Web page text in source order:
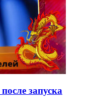
запуска